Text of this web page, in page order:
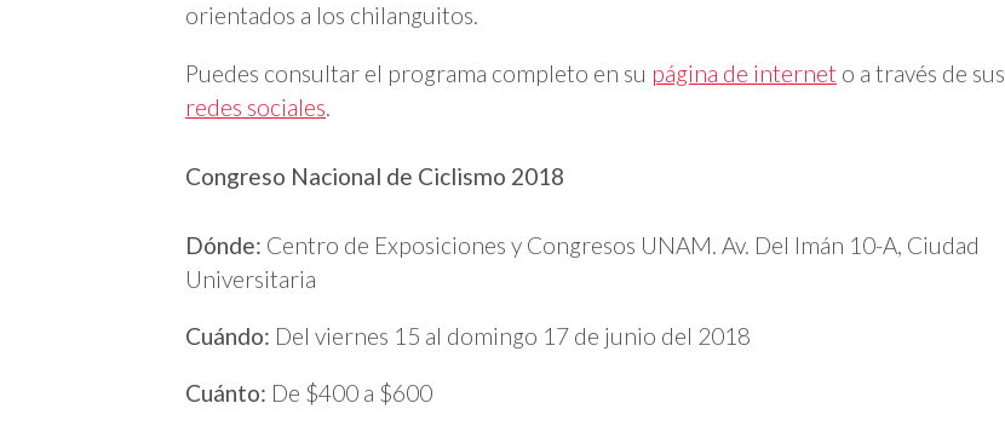
orientados a los chilanguitos.
Puedes consultar el programa completo en su página de internet o a través de sus
redes sociales
Congreso Nacional de Ciclismo 2018
Dónde: Centro de Exposiciones y Congresos UNAM. Av. Del Imán 10-A, Ciudad
Universitaria
Cuándo: Del viernes 15 al domingo 17 de junio del 2018
Cuánto: De $400 a $600